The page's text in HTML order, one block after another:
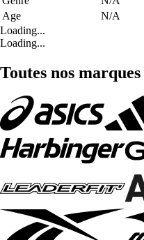
Age
N/A
Loading...
Loading...
Toutes nos marques